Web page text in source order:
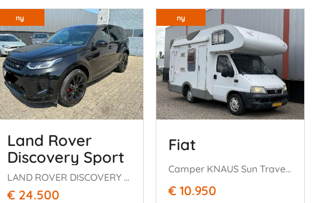
ny
Land Rover
Discovery Sport
LAND ROVER DISCOVERY SPORT P300e R DYNAMIC 2021
€ 24.500
ny
Fiat
Camper KNAUS Sun Traveller alkoven
€ 10.950